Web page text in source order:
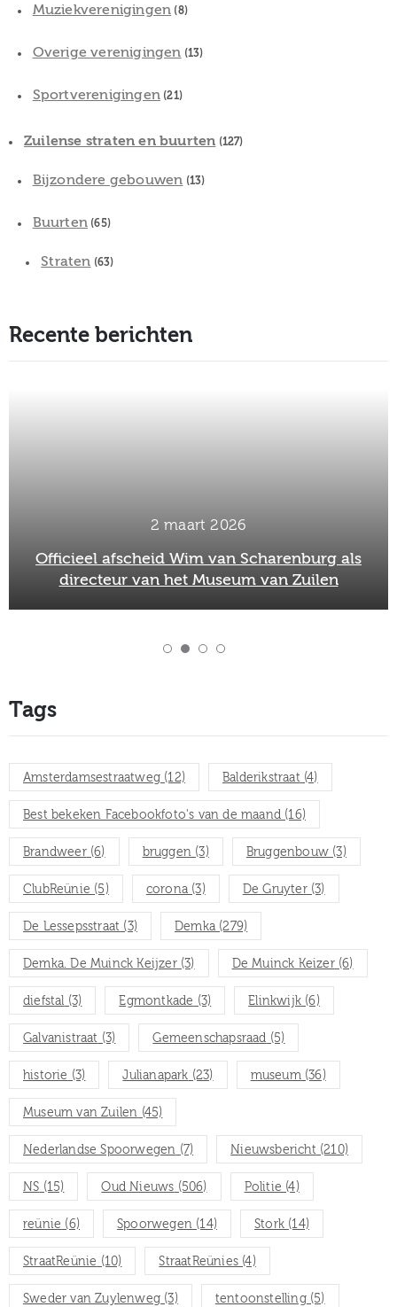
Muziekverenigingen (8)
Overige verenigingen (13)
Sportverenigingen (21)
Zuilense straten en buurten (127)
Bijzondere gebouwen (13)
Buurten (65)
Straten (63)
Recente berichten
2 maart 2026
Officieel afscheid Wim van Scharenburg als
directeur van het Museum van Zuilen
Tags
Amsterdamsestraatweg (12) Balderikstraat(4)
Best bekeken Facebookfoto's van de maand (16)
Brandweer(6) bruggen (3) Bruggenbouw (3)
ClubReünie (5) corona (3) De Gruyter(3)
De Lessepsstraat (3) Demka (279)
Demka. De Muinck Keijzer(3) De Muinck Keizer(6)
diefstal (3) Egmontkade (3) Elinkwijk (6)
Galvanistraat (3) Gemeenschapsraad (5)
historie (3) Julianapark (23) museum(36)
Museum van Zuilen (45)
Nederlandse Spoorwegen (7) Nieuwsbericht(210)
NS (15) Oud Nieuws (506) Politie (4)
reünie (6) Spoorwegen (14) Stork (14)
StraatReünie (10) StraatReünies (4)
Sweder van Zuylenweg (3) tentoonstelling(5)